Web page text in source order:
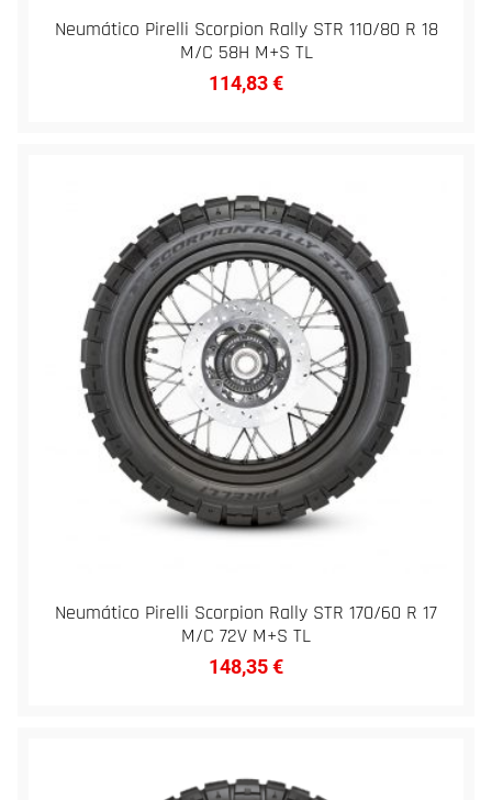
Neumático Pirelli Scorpion Rally STR 110/80 R 18
M/C 58H M+S TL
114,83€
Neumático Pirelli Scorpion Rally STR 170/60 R 17
M/C 72V M+S TL
148,35€